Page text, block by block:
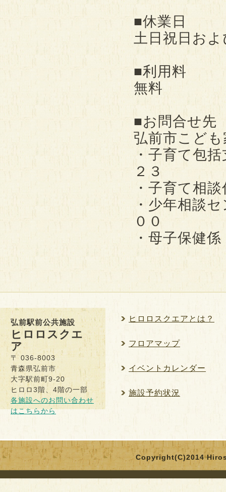
■休業日
土日祝日お
■利用料
無料
■お問合せ先
弘前市こど
・子育て包
２３
・子育て相
・少年相談
００
・母子保健
弘前駅前公共施設
ヒロロスクエ
ア
〒 036-8003
青森県弘前市
大字駅前町9-20
ヒロロ3階、4階の一部
各施設へのお問い合わせ
はこちらから
ヒロロスクエアとは？
フロアマップ
イベントカレンダー
施設予約状況
Copyright(C)2014